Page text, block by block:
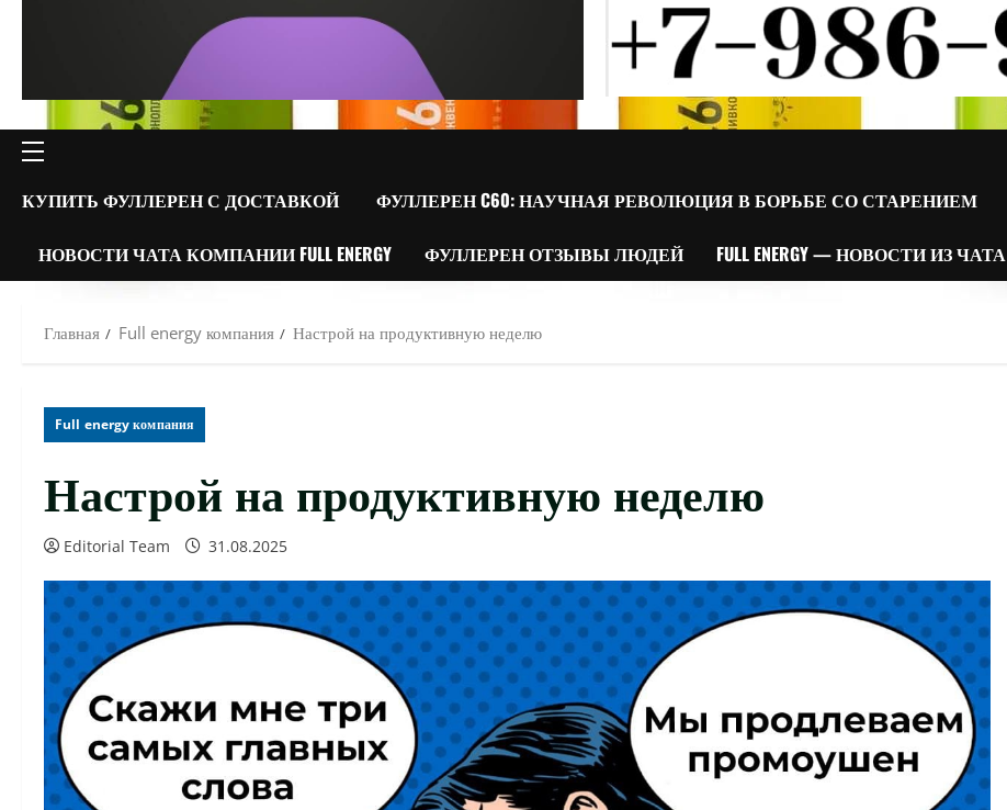
ОСНОВНОЕ
МЕНЮ
КУПИТЬ ФУЛЛЕРЕН С ДОСТАВКОЙ ФУЛЛЕРЕН C60: НАУЧНАЯ РЕВОЛЮЦИЯ В БОРЬБЕ СО СТАРЕНИЕМ
НОВОСТИ ЧАТА КОМПАНИИ FULL ENERGY ФУЛЛЕРЕН ОТЗЫВЫ ЛЮДЕЙ FULL ENERGY — НОВОСТИ ИЗ ЧАТА
Главная Full energy компания Настрой на продуктивную неделю
Full energy компания
Настрой на продуктивную неделю
Editorial Team 31.08.2025